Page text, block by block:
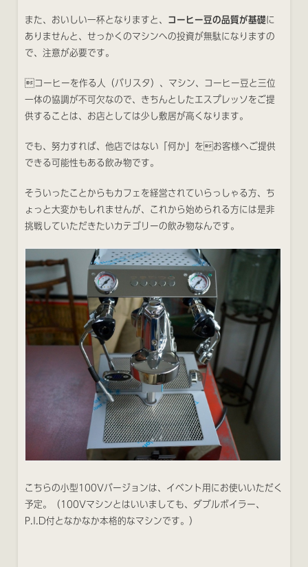
また、おいしい一杯となりますと、 コーヒー豆の品質が基礎に
ありませんと、せっかくのマシンへの投資が無駄になりますの
で、注意が必要です。
コーヒーを作る人（バリスタ）、マシン、コーヒー豆と三位
一体の協調が不可欠なので、きちんとしたエスプレッソをご提
供することは、お店としては少し敷居が高くなります。
でも、努力すれば、他店ではない「何か」をお客様へご提供
できる可能性もある飲み物です。
そういったことからもカフェを経営されていらっしゃる方、ち
ょっと大変かもしれませんが、これから始められる方には是非
挑戦していただきたいカテゴリーの飲み物なんです。
こちらの小型100Vバージョンは、イベント用にお使いいただく
予定。（100Vマシンとはいいましても、ダブルボイラー、
P.I.D付となかなか本格的なマシンです。）